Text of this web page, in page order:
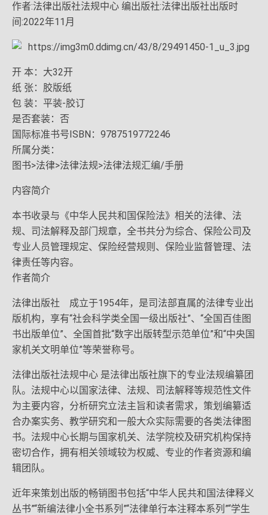
作者:法律出版社法规中心 编出版社:法律出版社出版时
间:2022年11月
开 本：大32开
纸 张：胶版纸
包 装：平装-胶订
是否套装：否
国际标准书号ISBN：9787519772246
所属分类：
图书>法律>法律法规>法律法规汇编/手册
内容简介
本书收录与《中华人民共和国保险法》相关的法律、法
规、司法解释及部门规章，全书共分为综合、保险公司及
专业人员管理规定、保险经营规则、保险业监督管理、法
律责任等内容。
作者简介
法律出版社 成立于1954年，是司法部直属的法律专业出
版机构，享有“社会科学类全国一级出版社”、“全国百佳图
书出版单位”、全国首批“数字出版转型示范单位”和“中央国
家机关文明单位”等荣誉称号。
法律出版社法规中心 是法律出版社旗下的专业法规编纂团
队。法规中心以国家法律、法规、司法解释等规范性文件
为主要内容，分析研究立法主旨和读者需求，策划编纂适
合办案实务、教学研究和一般大众实际需要的各类法律图
书。法规中心长期与国家机关、法学院校及研究机构保持
密切合作，拥有相关领域较为权威、专业的作者资源和编
辑团队。
近年来策划出版的畅销图书包括“中华人民共和国法律释义
丛书”“新编法律小全书系列”“法律单行本注释本系列”“学生